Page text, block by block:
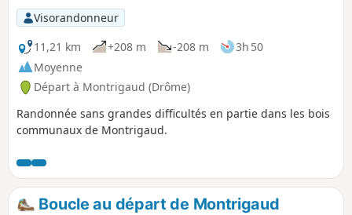
Visorandonneur
11,21 km
+208 m -208 m
3h 50
Moyenne
Départ à Montrigaud (Drôme)
Randonnée sans grandes difficultés en partie dans les bois
communaux de Montrigaud.
Boucle au départ de Montrigaud